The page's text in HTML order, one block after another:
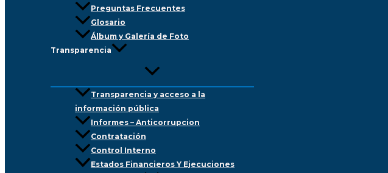
Preguntas Frecuentes
Glosario
Álbum y Galería de Foto
Transparencia
Transparencia y acceso a la
información pública
Informes – Anticorrupcion
Contratación
Control Interno
Estados Financieros Y Ejecuciones